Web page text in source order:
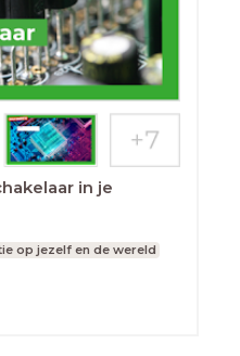
in je
op jezelf en de wereld